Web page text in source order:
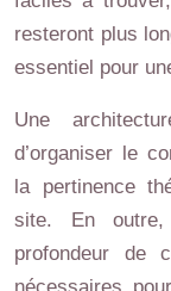
resteront plus
essentiel pour
Une
d’organiser le
la pertinence
site. En
profondeur de